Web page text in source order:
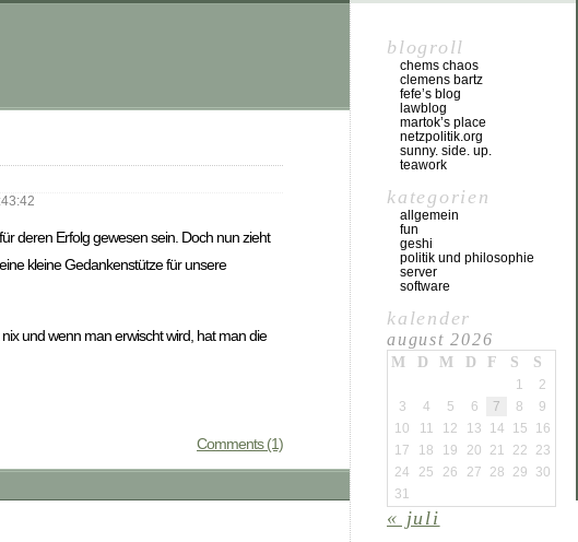
deren Erfolg gewesen sein. Doch nun zieht
kleine Gedankenstütze für unsere
und wenn man erwischt wird, hat man die
Comments (1)
blogroll
chems chaos
clemens bartz
fefe’s blog
lawblog
martok’s place
netzpolitik.org
sunny. side. up.
teawork
kategorien
allgemein
fun
geshi
politik und philosophie
server
software
kalender
august 2026
M D M D F S S
1
2
3
4 5 6 7 8
9
10
11 12 13 14 15
16
17
18 19 20 21 22
23
24
25 26 27 28 29
30
31
« juli